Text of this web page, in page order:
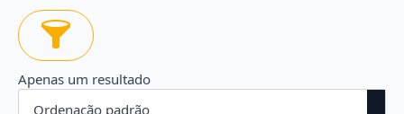
Apenas um resultado